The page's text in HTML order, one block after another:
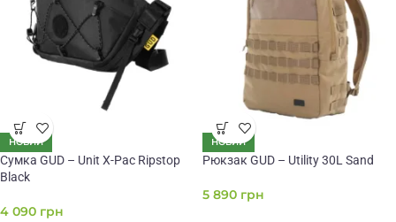
НОВИЙ
Сумка GUD – Unit X-Pac Ripstop
Black
4 090 грн
НОВИЙ
Рюкзак GUD – Utility 30L Sand
5 890 грн